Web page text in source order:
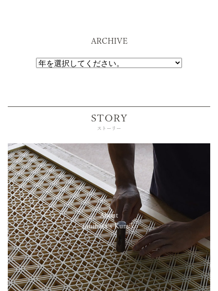
ARCHIVE
STORY
ストーリー
About
Tanihata’s Kumiko